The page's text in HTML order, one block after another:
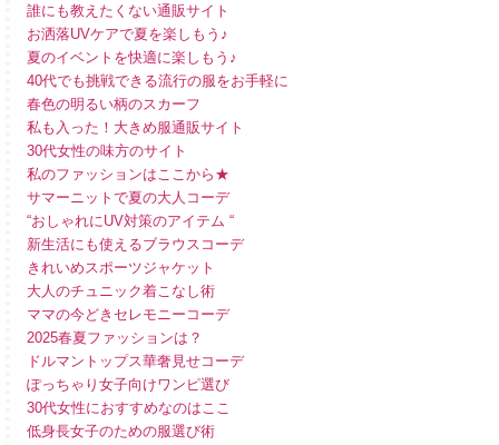
誰にも教えたくない通販サイト
お洒落UVケアで夏を楽しもう♪
夏のイベントを快適に楽しもう♪
40代でも挑戦できる流行の服をお手軽に
春色の明るい柄のスカーフ
私も入った！大きめ服通販サイト
30代女性の味方のサイト
私のファッションはここから★
サマーニットで夏の大人コーデ
“おしゃれにUV対策のアイテム “
新生活にも使えるブラウスコーデ
きれいめスポーツジャケット
大人のチュニック着こなし術
ママの今どきセレモニーコーデ
2025春夏ファッションは？
ドルマントップス華奢見せコーデ
ぽっちゃり女子向けワンピ選び
30代女性におすすめなのはここ
低身長女子のための服選び術